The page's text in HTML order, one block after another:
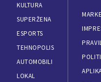
KULTURA
SUPERŽENA
ESPORTS
TEHNOPOLIS
AUTOMOBILI
LOKAL